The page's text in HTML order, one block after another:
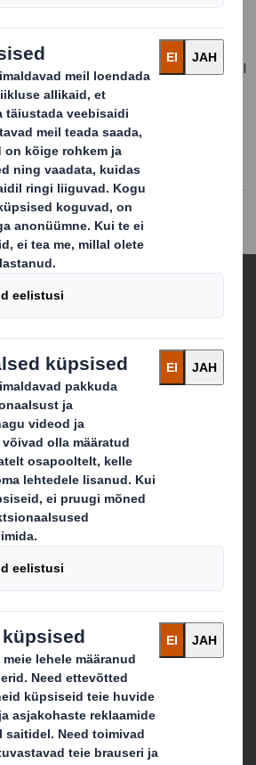
perfoauke või käeavasid pakendites
ja tarneahelat - nii kohalikul, riiklikul
tasandil
või 100% taaskasutatavat pakendit
ümbermõtestamine
mõistame, kui olulist
meid
me oleme
Teave
Paperist
kombinatsioon
Uudised
Karjäär
ja tarnetingimused